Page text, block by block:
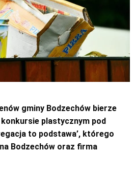
gminy Bodzechów bierze
plastycznym pod
to podstawa’, którego
Bodzechów oraz firma